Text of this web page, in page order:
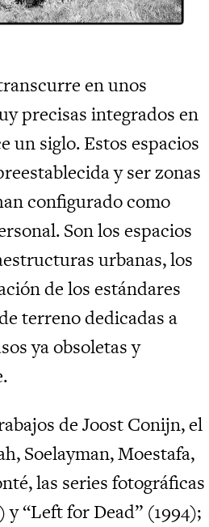
en unos
precisas integrados en
un siglo. Estos espacios
y ser zonas
configurado como
Son los espacios
urbanas, los
de los estándares
terreno dedicadas a
ya obsoletas y
de Joost Conijn, el
Soelayman, Moestafa,
las series fotográficas
“Left for Dead” (1994);